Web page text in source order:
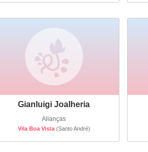
Gianluigi Joalheria
Alianças
Vila Boa Vista(Santo André)